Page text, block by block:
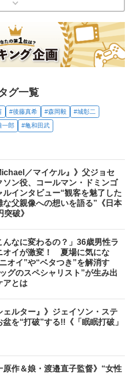
グ一覧
#後藤真希 #森岡毅
#城彰二
一郎 #亀和田武
／マイケル』》父ジョセ
ソン役、コールマン・ドミンゴ
ルインタビュー“観客を魅了した
な父親像への想いを語る”《日本
破》
んなに変わるの？」36歳男性ラ
オイが激変！ 夏場に気にな
オイ”や“ベタつき”を解消す
グのスペシャリスト”が生み出
アとは
ェルター』》ジェイソン・ステ
盆を“打破”する!!《「眠眠打破」
原作＆娘・渡邉直子監督》“女性